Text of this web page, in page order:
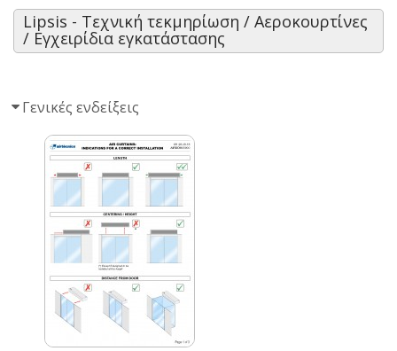
Lipsis - Τεχνική τεκμηρίωση / Αεροκουρτίνες
/ Εγχειρίδια εγκατάστασης
Γενικές ενδείξεις